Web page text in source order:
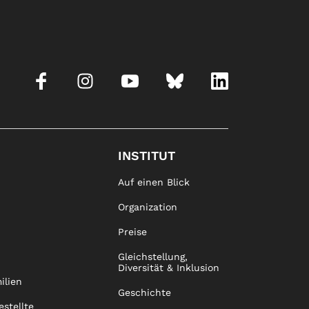
INSTITUT
Auf einen Blick
Organization
Preise
Gleichstellung,
Diversität & Inklusion
Geschichte